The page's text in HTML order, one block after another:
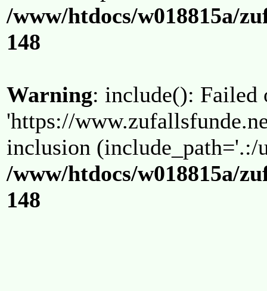
/www/htdocs/w018815a/
148
Warning: include(): Failed
'https://
inclusion (include_path='.:/
/www/htdocs/w018815a/
148